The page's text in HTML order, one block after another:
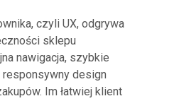
czyli UX, odgrywa
sklepu
nawigacja, szybkie
responsywny design
Im łatwiej klient